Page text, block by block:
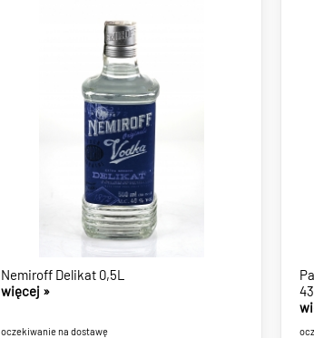
Nemiroff Delikat 0,5L
więcej »
oczekiwanie na dostawę